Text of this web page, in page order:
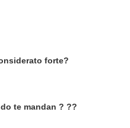
forte?
te mandan ? ??